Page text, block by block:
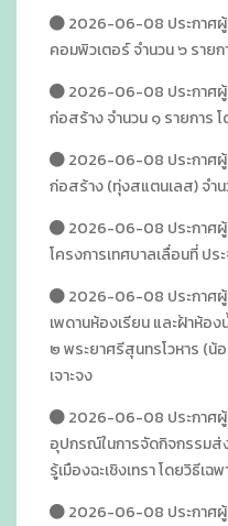
2026-06-08 ประกาศผู้
คอมพิวเตอร์ จำนวน ๖ รายก
2026-06-08 ประกาศผู้
ก่อสร้าง จำนวน ๑ รายการ โ
2026-06-08 ประกาศผู้
ก่อสร้าง (ทุ่งสแตนเลส) จำน
2026-06-08 ประกาศผู้ช
โครงการเทศบาลเลื่อนที่ ปร
2026-06-08 ประกาศผู้
เพดานห้องเรียน และฝ้าห้อง
๒ พระยาศรีสุนทรโวหาร (น้
เจาะจง
2026-06-08 ประกาศผู้
อุปกรณ์ในการจัดกิจกรรมส่
รู้เมืองฉะเชิงเทรา โดยวิธีเฉพ
2026-06-08 ประกาศผู้